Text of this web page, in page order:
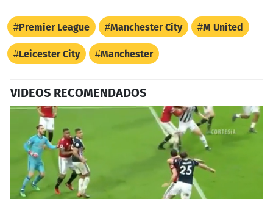
Premier League Manchester City M United
Leicester City Manchester
VIDEOS RECOMENDADOS